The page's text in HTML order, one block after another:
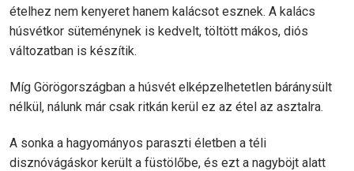
ételhez nem kenyeret hanem kalácsot esznek. A kalács
húsvétkor süteménynek is kedvelt, töltött mákos, diós
változatban is készítik.
Míg Görögországban a húsvét elképzelhetetlen báránysült
nélkül, nálunk már csak ritkán kerül ez az étel az asztalra.
A sonka a hagyományos paraszti életben a téli
disznóvágáskor került a füstölőbe, és ezt a nagyböjt alatt